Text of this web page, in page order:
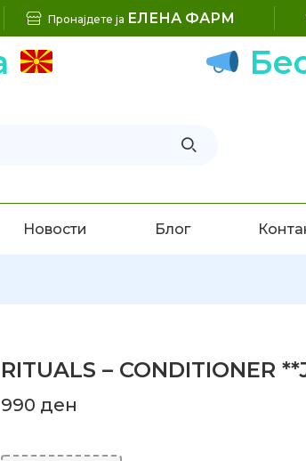
Пронајдете ја ЕЛЕНА ФАРМ
Новости Блог
RITUALS – CONDITIONER
990 ден